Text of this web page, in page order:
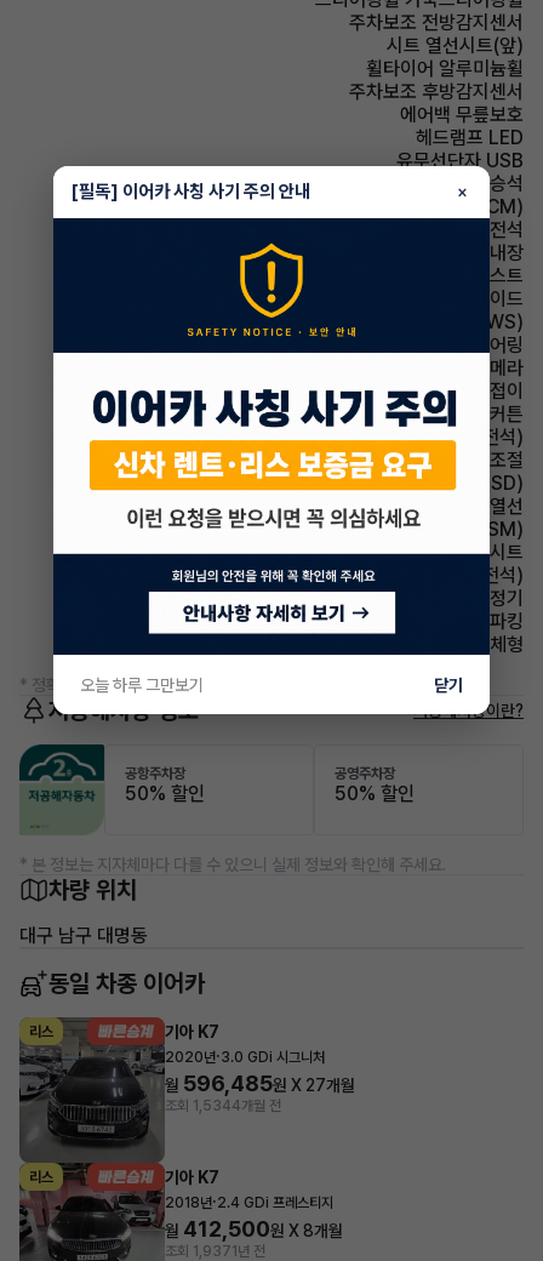
주차보조 전방감지센서
시트 열선시트(앞)
휠타이어 알루미늄휠
주차보조 후방감지센서
에어백 무릎보호
헤드램프 LED
유무선단자 USB
에어백 동승석
룸미러 전자식 룸미러(ECM)
에어백 운전석
룸미러 하이패스 내장
헤드램프 하이빔 어시스트
에어백 사이드
주행안전 차선이탈경보(LDWS)
스티어링휠 텔레스코픽 스티어링
주차보조 후방카메라
사이드미러 전동접이
에어백 커튼
시트 통풍시트(운전석)
사이드미러 후진각도조절
주행안전 후측방경보시스템(BSD)
사이드미러 열선
주행안전 샤시 통합 제어 시스템(VSM)
시트 가죽시트
시트 메모리시트(운전석)
에어컨 공기청정기
파킹 전자식 파킹
사이드미러 방향지시등 일체형
* 정확한 정보는 판매자와 반드시 확인하시기 바랍니다.
저공해차량 정보 저공해차량이란?
공항주차장
50% 할인
공영주차장
50% 할인
* 본 정보는 지자체마다 다를 수 있으니 실제 정보와 확인해 주세요.
차량 위치
대구 남구 대명동
동일 차종 이어카
리스 기아 K7
2020년·3.0 GDi 시그니처
월 596,485원 X 27개월
조회 1,5344개월 전
리스 기아 K7
2018년·2.4 GDi 프레스티지
월 412,500원 X8개월
조회 1,9371년 전
[필독] 이어카 사칭 사기 주의 안내 ×
오늘 하루 그만보기 닫기